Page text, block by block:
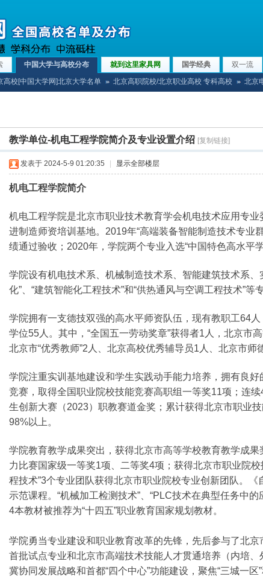
中国大学与高校分布 就到这里家具网 国学经典 双一流
高校[中国大学网]北京大学名单
›
北京高职院校/北京职业高校 专科高校 北京
教学单位-机电工程学院简介及专业设置介绍 [复制链接]
发表于 2024-5-9 01:20:35 显示全部楼层
机电工程学院简介
机电工程学院是北京市职业技术教育学会机电技术应用专
进制造师资培训基地。2019年“高端装备智能制造技术专业
绩通过验收；2020年，学院两个专业入选“中国特色高水平
学院设有机电技术系、机械制造技术系、智能建筑技术系
化”、“建筑智能化工程技术”和“供热通风与空调工程技术”等
学院拥有一支德技双强的高水平师资队伍，现有教职工64
学位55人。其中，“全国五一劳动奖章”获得者1人，北京市
北京市“优秀教师”2人、北京高校优秀辅导员1人、北京市师
学院注重实训基地建设和学生实践动手能力培养，拥有良
竞赛，取得全国职业院校技能竞赛高职组一等奖11项；连
生创新大赛（2023）职教赛道金奖；累计获得北京市职业
98%以上。
学院教育教学成果突出，获得北京市高等学校教育教学成
力比赛国家级一等奖1项、二等奖4项；获得北京市职业院
程技术”3个专业团队获得北京市职业院校专业创新团队。
示范课程。“机械加工检测技术”、“PLC技术在典型任务中
4本教材被推荐为“十四五”职业教育国家规划教材。
学院勇当专业建设和职业教育改革的先锋，先后参与了北
首批试点专业和北京市高端技术技能人才贯通培养（内培
冀协同发展战略和首都“四个中心”功能建设，聚焦“三城一